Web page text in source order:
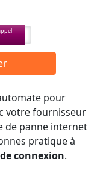
pour
votre fournisseur
de panne internet
pratique à
connexion.